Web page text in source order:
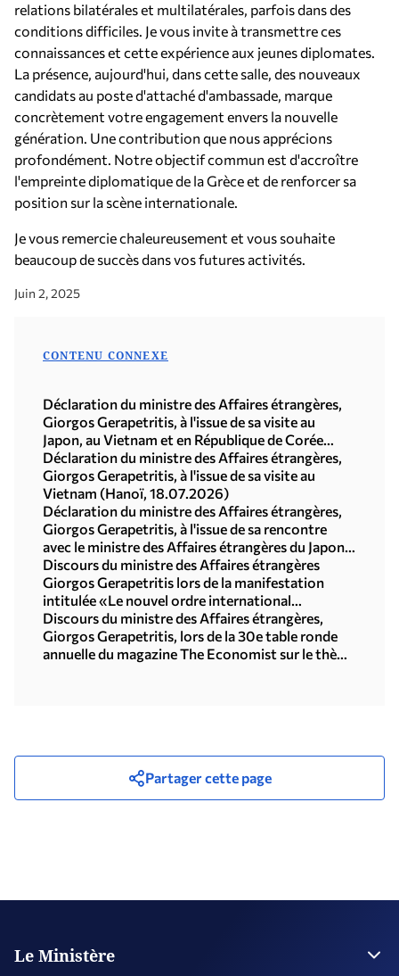
relations bilatérales et multilatérales, parfois dans des
conditions difficiles. Je vous invite à transmettre ces
connaissances et cette expérience aux jeunes diplomates.
La présence, aujourd'hui, dans cette salle, des nouveaux
candidats au poste d'attaché d'ambassade, marque
concrètement votre engagement envers la nouvelle
génération. Une contribution que nous apprécions
profondément. Notre objectif commun est d'accroître
l'empreinte diplomatique de la Grèce et de renforcer sa
position sur la scène internationale.
Je vous remercie chaleureusement et vous souhaite
beaucoup de succès dans vos futures activités.
Juin 2, 2025
CONTENU CONNEXE
Déclaration du ministre des Affaires étrangères,
Giorgos Gerapetritis, à l'issue de sa visite au
Japon, au Vietnam et en République de Corée
(Séoul, 21.07.2026)
Déclaration du ministre des Affaires étrangères,
Giorgos Gerapetritis, à l'issue de sa visite au
Vietnam (Hanoï, 18.07.2026)
Déclaration du ministre des Affaires étrangères,
Giorgos Gerapetritis, à l'issue de sa rencontre
avec le ministre des Affaires étrangères du Japon,
Toshimitsu Motegi (Tokyo, 16.07.2026)
Discours du ministre des Affaires étrangères
Giorgos Gerapetritis lors de la manifestation
intitulée «Le nouvel ordre international
multipolaire», organisée par l'Université des
Nations Unies à Tokyo (15.07.2026)
Discours du ministre des Affaires étrangères,
Giorgos Gerapetritis, lors de la 30e table ronde
annuelle du magazine The Economist sur le thème
Partager cette page
Le Ministère